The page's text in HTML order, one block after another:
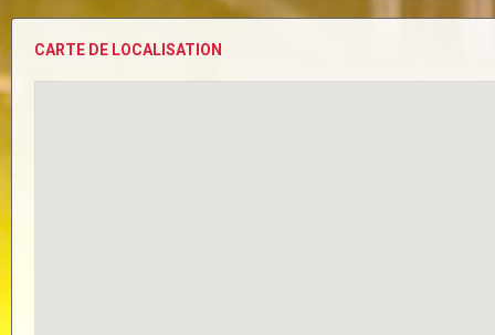
CARTE DE LOCALISATION